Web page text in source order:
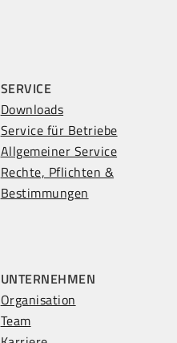
SERVICE
Downloads
Service für Betriebe
Allgemeiner Service
Rechte, Pflichten &
Bestimmungen
UNTERNEHMEN
Organisation
Team